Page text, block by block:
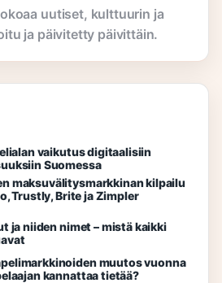
uutiset, kulttuurin ja
ja päivitetty päivittäin.
vaikutus digitaalisiin
Suomessa
maksuvälitysmarkkinan kilpailu
Trustly, Brite ja Zimpler
ja niiden nimet – mistä kaikki
muutos vuonna
kannattaa tietää?